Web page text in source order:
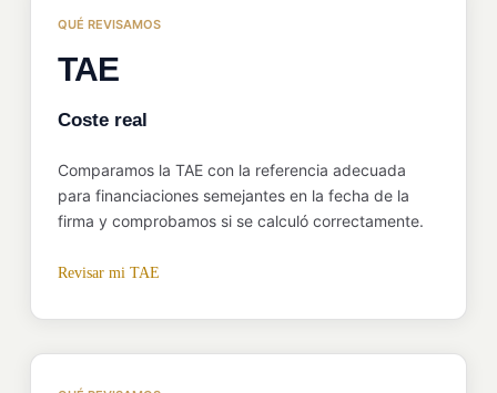
QUÉ REVISAMOS
TAE
Coste real
Comparamos la TAE con la referencia adecuada
para financiaciones semejantes en la fecha de la
firma y comprobamos si se calculó correctamente.
Revisar mi TAE